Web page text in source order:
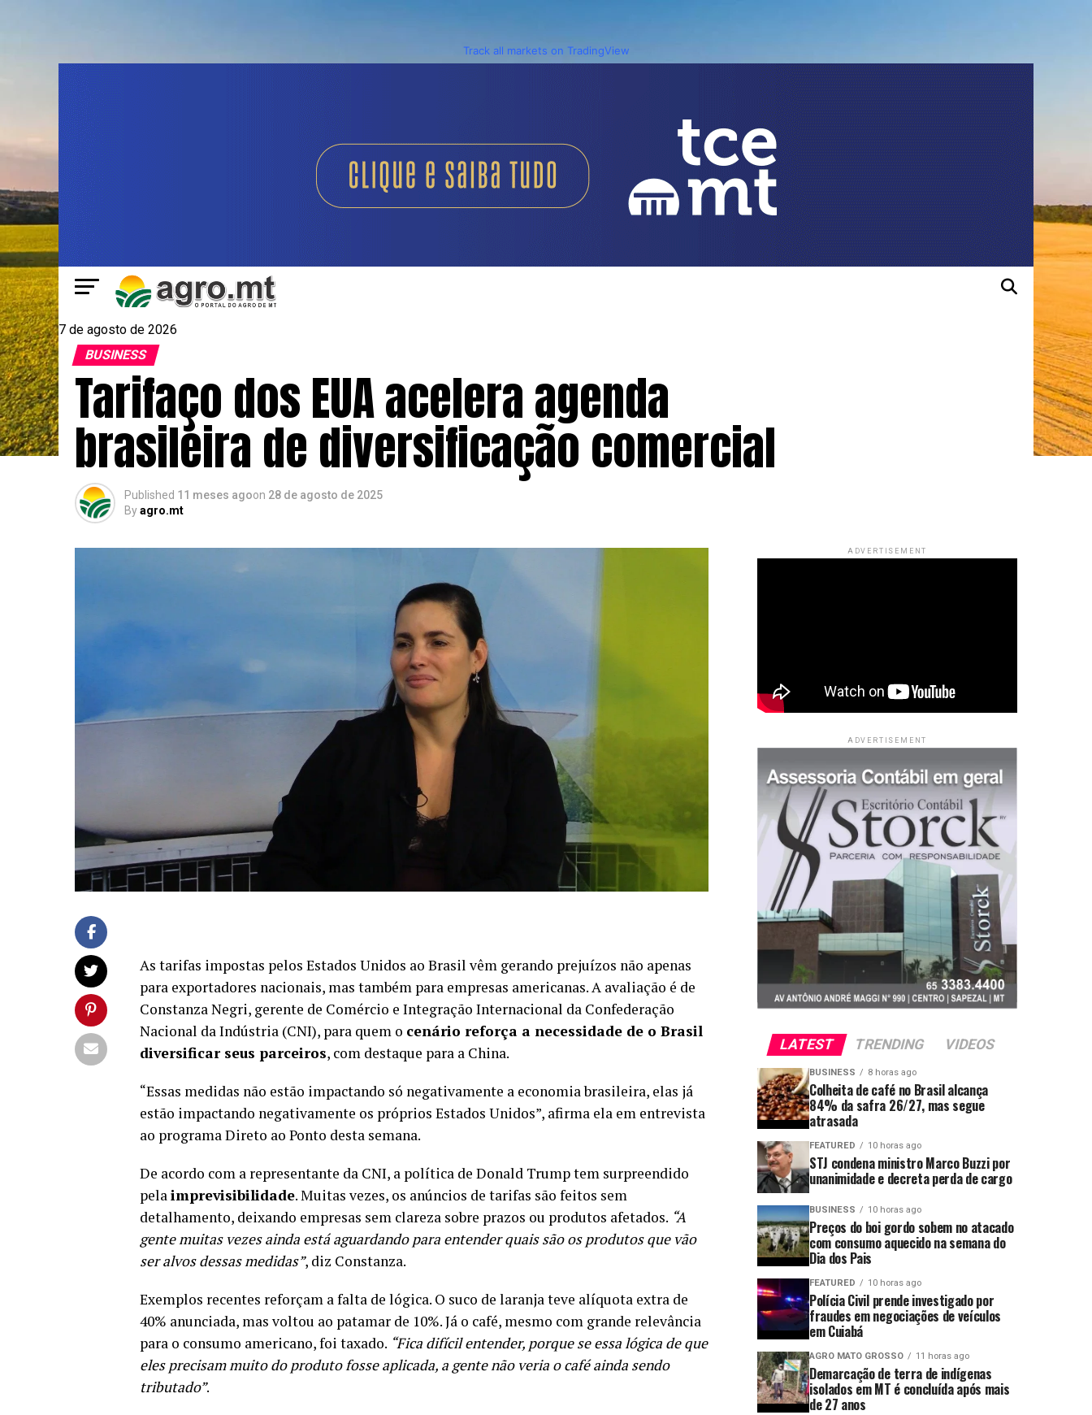
Track all markets on TradingView
7 de agosto de 2026
BUSINESS
Tarifaço dos EUA acelera agenda
brasileira de diversificação comercial
Published 11 meses agoon 28 de agosto de 2025
Byagro.mt
As tarifas impostas pelos Estados Unidos ao Brasil vêm gerando prejuízos não apenas
para exportadores nacionais, mas também para empresas americanas. A avaliação é de
Constanza Negri, gerente de Comércio e Integração Internacional da Confederação
Nacional da Indústria (CNI), para quem o cenário reforça a necessidade de o Brasil
diversificar seus parceiros, com destaque para a China.
“Essas medidas não estão impactando só negativamente a economia brasileira, elas já
estão impactando negativamente os próprios Estados Unidos”, afirma ela em entrevista
ao programa Direto ao Ponto desta semana.
De acordo com a representante da CNI, a política de Donald Trump tem surpreendido
pelaimprevisibilidade. Muitas vezes, os anúncios de tarifas são feitos sem
detalhamento, deixando empresas sem clareza sobre prazos ou produtos afetados. “A
gente muitas vezes ainda está aguardando para entender quais são os produtos que vão
ser alvos dessas medidas”, diz Constanza.
Exemplos recentes reforçam a falta de lógica. O suco de laranja teve alíquota extra de
40% anunciada, mas voltou ao patamar de 10%. Já o café, mesmo com grande relevância
para o consumo americano, foi taxado. “Fica difícil entender, porque se essa lógica de que
eles precisam muito do produto fosse aplicada, a gente não veria o café ainda sendo
tributado”.
ADVERTISEMENT
ADVERTISEMENT
LATEST TRENDING VIDEOS
BUSINESS 8 horas ago
Colheita de café no Brasil alcança
84% da safra 26/27, mas segue
atrasada
FEATURED 10 horas ago
STJ condena ministro Marco Buzzi por
unanimidade e decreta perda de cargo
BUSINESS 10 horas ago
Preços do boi gordo sobem no atacado
com consumo aquecido na semana do
Dia dos Pais
FEATURED 10 horas ago
Polícia Civil prende investigado por
fraudes em negociações de veículos
em Cuiabá
AGRO MATO GROSSO 11 horas ago
Demarcação de terra de indígenas
isolados em MT é concluída após mais
de 27 anos